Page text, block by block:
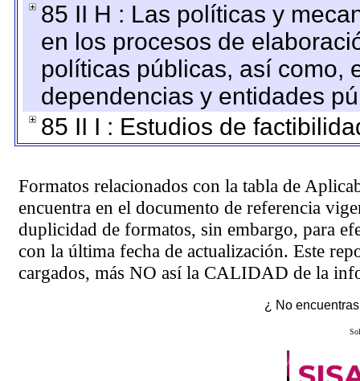
85 II H : Las políticas y
en los procesos de
políticas públicas, así como,
dependencias y entidades
85 II I : Estudios de
Formatos relacionados con la tabla de
encuentra en el documento de referencia
duplicidad de formatos, sin embargo, para
con la última fecha de actualización. Este
cargados, más NO así la CALIDAD de la
¿ No